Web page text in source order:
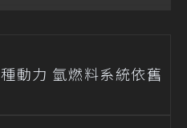
動力 氫燃料系統依舊